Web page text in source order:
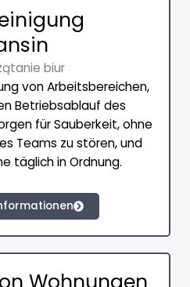
von Arbeitsbereichen,
Betriebsablauf des
für Sauberkeit, ohne
Teams zu stören, und
täglich in Ordnung.